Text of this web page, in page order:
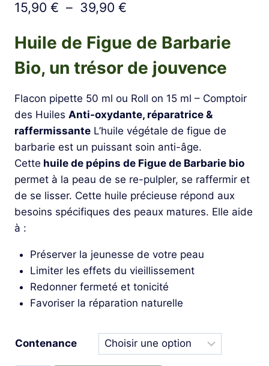
basé sur
notations
15,90 € – 39,90 €
prix :
15,90 €
39,90 €
Huile de Figue de Barbarie
Bio, un trésor de jouvence
Flacon pipette 50 ml ou Roll on 15 ml – Comptoir
des Huiles Anti-oxydante, réparatrice &
raffermissante L’huile végétale de figue de
barbarie est un puissant soin anti-âge.
Cette huile de pépins de Figue de Barbarie bio
permet à la peau de se re-pulpler, se raffermir et
de se lisser. Cette huile précieuse répond aux
besoins spécifiques des peaux matures. Elle aide
à :
Préserver la jeunesse de votre peau
Limiter les effets du vieillissement
Redonner fermeté et tonicité
Favoriser la réparation naturelle
Contenance